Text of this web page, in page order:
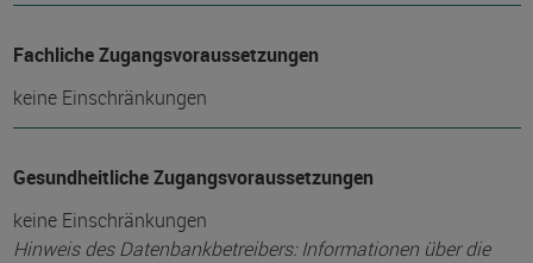
Fachliche Zugangsvoraussetzungen
keine Einschränkungen
Gesundheitliche Zugangsvoraussetzungen
keine Einschränkungen
Hinweis des Datenbankbetreibers: Informationen über die